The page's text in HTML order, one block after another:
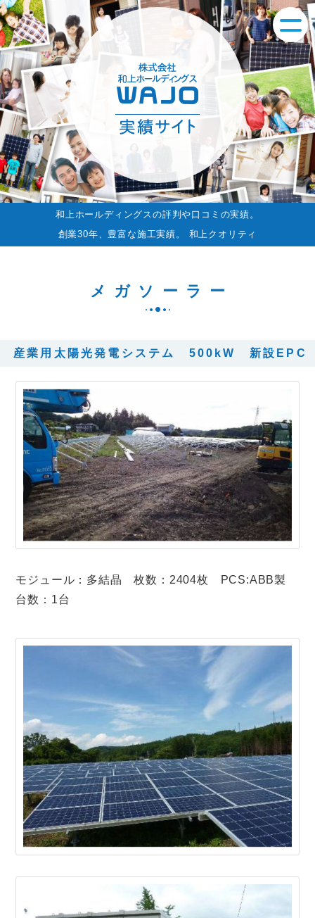
和上ホールディングスの評判や口コミの実績。
創業30年、豊富な施工実績。 和上クオリティ
メガソーラー
産業用太陽光発電システム 500kW 新設EPC
モジュール：多結晶 枚数：2404枚 PCS:ABB製
台数：1台